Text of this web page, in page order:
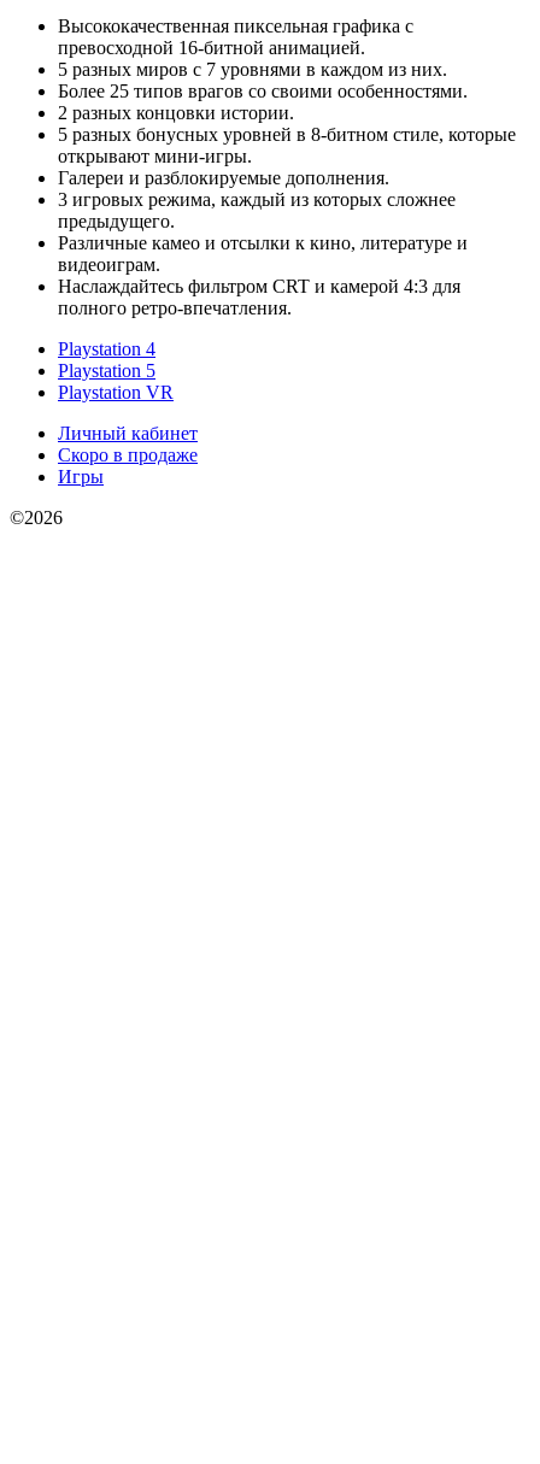
Высококачественная пиксельная графика с
превосходной 16-битной анимацией.
5 разных миров с 7 уровнями в каждом из них.
Более 25 типов врагов со своими особенностями.
2 разных концовки истории.
5 разных бонусных уровней в 8-битном стиле, которые
открывают мини-игры.
Галереи и разблокируемые дополнения.
3 игровых режима, каждый из которых сложнее
предыдущего.
Различные камео и отсылки к кино, литературе и
видеоиграм.
Наслаждайтесь фильтром CRT и камерой 4:3 для
полного ретро-впечатления.
Playstation 4
Playstation 5
Playstation VR
Личный кабинет
Скоро в продаже
Игры
©2026